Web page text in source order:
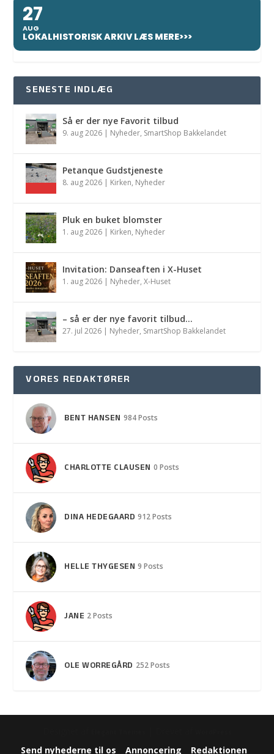
27
AUG
LOKALHISTORISK ARKIV LÆS MERE>>>
SENESTE INDLÆG
Så er der nye Favorit tilbud
9. aug 2026 | Nyheder, SmartShop Bakkelandet
Petanque Gudstjeneste
8. aug 2026 | Kirken, Nyheder
Pluk en buket blomster
1. aug 2026 | Kirken, Nyheder
Invitation: Danseaften i X-Huset
1. aug 2026 | Nyheder,X-Huset
– så er der nye favorit tilbud…
27. jul 2026 | Nyheder, SmartShop Bakkelandet
VORES REDAKTØRER
BENT HANSEN 984 Posts
CHARLOTTE CLAUSEN 0 Posts
DINA HEDEGAARD 912 Posts
HELLE THYGESEN 9 Posts
JANE 2 Posts
OLE WORREGÅRD 252 Posts
Send nyhederne til os Annoncering Redaktionen